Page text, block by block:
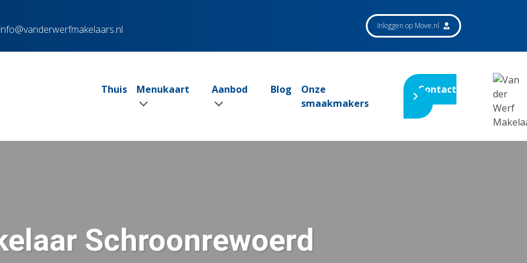
info@vanderwerfmakelaars.nl Inloggen op Move.nl
Thuis Menukaart Aanbod Blog
Onze
smaakmakers
Contact
Schroonrewoerd